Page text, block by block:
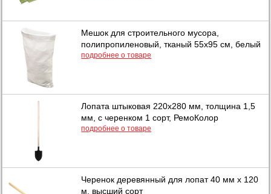
Мешок для строительного мусора,
полипропиленовый, тканый 55х95 см, белый
подробнее о товаре
Лопата штыковая 220х280 мм, толщина 1,5
мм, с черенком 1 сорт, РемоКолор
подробнее о товаре
Черенок деревянный для лопат 40 мм х 120
м, высший сорт